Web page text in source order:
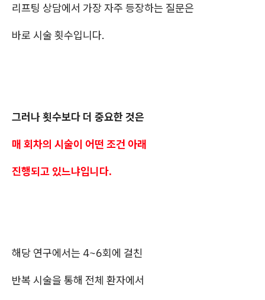
리프팅 상담에서 가장 자주 등장하는 질문은
바로 시술 횟수입니다.
그러나 횟수보다 더 중요한 것은
매 회차의 시술이 어떤 조건 아래
진행되고 있느냐입니다.
해당 연구에서는 4~6회에 걸친
반복 시술을 통해 전체 환자에서